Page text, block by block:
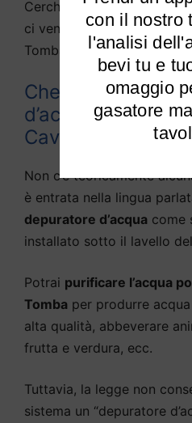
Cerchiamo di rispondere
ci vengono fatte da
Tomba e limitrofi:
Che differenza
d’acqua e
Cavaso del
Non c’è teoricamente
è entrata nella lingua
depuratore d’acqua come
installato sotto il lavello
Potrai purificare l’acqua
Tomba per produrre
alta qualità, abbeverare
frutta e verdura, ecc.
Tuttavia, la legge non
sistema un “depuratore
l'analisi
bevi tu e
omaggio
gasatore